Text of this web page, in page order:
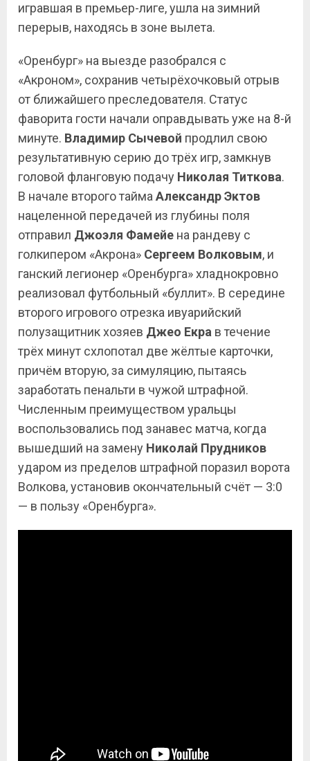
игравшая в премьер-лиге, ушла на зимний
перерыв, находясь в зоне вылета.
«Оренбург» на выезде разобрался с
«Акроном», сохранив четырёхочковый отрыв
от ближайшего преследователя. Статус
фаворита гости начали оправдывать уже на 8-й
минуте. Владимир Сычевой продлил свою
результативную серию до трёх игр, замкнув
головой фланговую подачу Николая Титкова.
В начале второго тайма Александр Эктов
нацеленной передачей из глубины поля
отправил Джоэля Фамейе на рандеву с
голкипером «Акрона» Сергеем Волковым, и
ганский легионер «Оренбурга» хладнокровно
реализовал футбольный «буллит». В середине
второго игрового отрезка ивуарийский
полузащитник хозяев Джео Екра в течение
трёх минут схлопотал две жёлтые карточки,
причём вторую, за симуляцию, пытаясь
заработать пенальти в чужой штрафной.
Численным преимуществом уральцы
воспользовались под занавес матча, когда
вышедший на замену Николай Прудников
ударом из пределов штрафной поразил ворота
Волкова, установив окончательный счёт — 3:0
— в пользу «Оренбурга».